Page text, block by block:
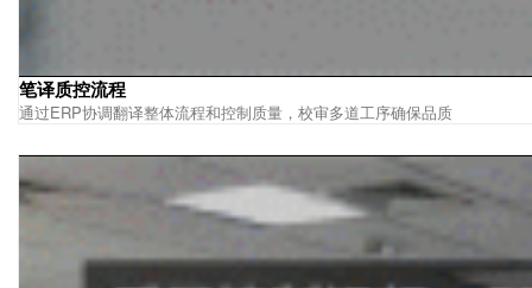
笔译质控流程
通过ERP协调翻译整体流程和控制质量，校审多道工序确保品质